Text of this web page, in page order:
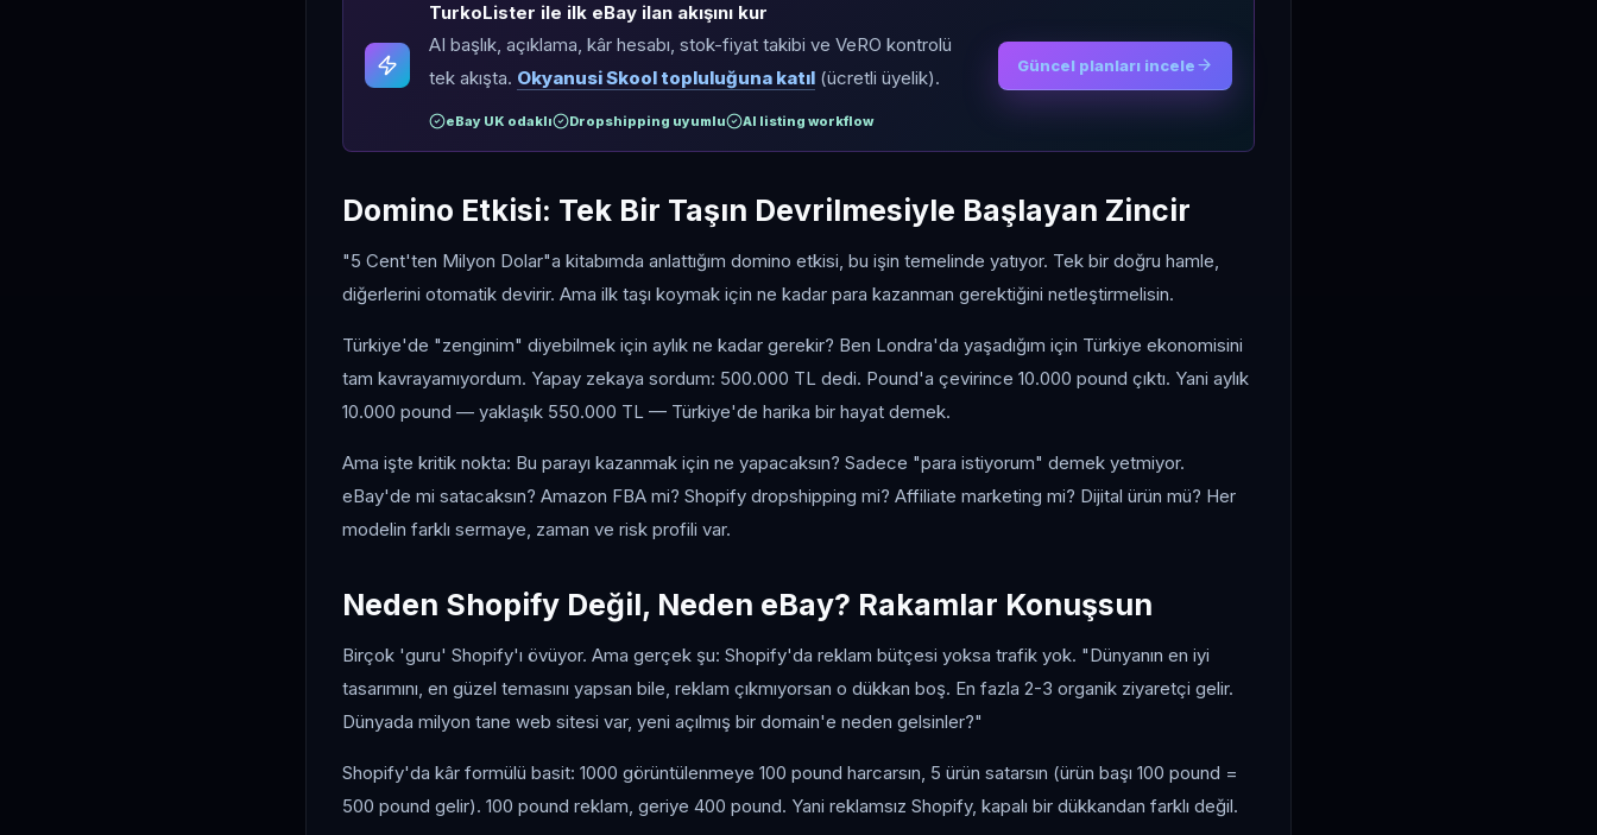
TurkoLister ile ilk eBay ilan akışını kur
AI başlık, açıklama, kâr hesabı, stok-fiyat takibi ve VeRO kontrolü
tek akışta. Okyanusi Skool topluluğuna katıl (ücretli üyelik).
eBay UK odaklı Dropshipping uyumlu AI listing workflow
Güncel planları incele
Domino Etkisi: Tek Bir Taşın Devrilmesiyle Başlayan Zincir
"5 Cent'ten Milyon Dolar"a kitabımda anlattığım domino etkisi, bu işin temelinde yatıyor. Tek bir doğru hamle,
diğerlerini otomatik devirir. Ama ilk taşı koymak için ne kadar para kazanman gerektiğini netleştirmelisin.
Türkiye'de "zenginim" diyebilmek için aylık ne kadar gerekir? Ben Londra'da yaşadığım için Türkiye ekonomisini
tam kavrayamıyordum. Yapay zekaya sordum: 500.000 TL dedi. Pound'a çevirince 10.000 pound çıktı. Yani aylık
10.000 pound — yaklaşık 550.000 TL — Türkiye'de harika bir hayat demek.
Ama işte kritik nokta: Bu parayı kazanmak için ne yapacaksın? Sadece "para istiyorum" demek yetmiyor.
eBay'de mi satacaksın? Amazon FBA mi? Shopify dropshipping mi? Affiliate marketing mi? Dijital ürün mü? Her
modelin farklı sermaye, zaman ve risk profili var.
Neden Shopify Değil, Neden eBay? Rakamlar Konuşsun
Birçok 'guru' Shopify'ı övüyor. Ama gerçek şu: Shopify'da reklam bütçesi yoksa trafik yok. "Dünyanın en iyi
tasarımını, en güzel temasını yapsan bile, reklam çıkmıyorsan o dükkan boş. En fazla 2-3 organik ziyaretçi gelir.
Dünyada milyon tane web sitesi var, yeni açılmış bir domain'e neden gelsinler?"
Shopify'da kâr formülü basit: 1000 görüntülenmeye 100 pound harcarsın, 5 ürün satarsın (ürün başı 100 pound =
500 pound gelir). 100 pound reklam, geriye 400 pound. Yani reklamsız Shopify, kapalı bir dükkandan farklı değil.